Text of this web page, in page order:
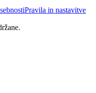
Pravila in nastavitve